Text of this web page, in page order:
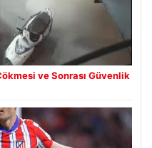
ve Sonrası Güvenlik